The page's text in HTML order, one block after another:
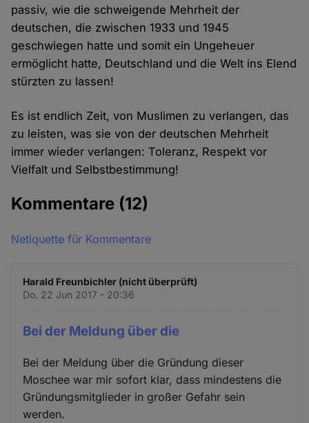
passiv, wie die schweigende Mehrheit der
deutschen, die zwischen 1933 und 1945
geschwiegen hatte und somit ein Ungeheuer
ermöglicht hatte, Deutschland und die Welt ins Elend
stürzten zu lassen!
Es ist endlich Zeit, von Muslimen zu verlangen, das
zu leisten, was sie von der deutschen Mehrheit
immer wieder verlangen: Toleranz, Respekt vor
Vielfalt und Selbstbestimmung!
Kommentare (12)
Netiquette für Kommentare
Harald Freunbichler (nicht überprüft)
Do. 22 Jun 2017 - 20:36
Bei der Meldung über die
Bei der Meldung über die Gründung dieser
Moschee war mir sofort klar, dass mindestens die
Gründungsmitglieder in großer Gefahr sein
werden.